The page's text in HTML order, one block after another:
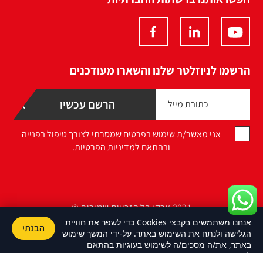
הרשמו לניוזלטר שלנו והשארו מעודכנים
אני מאשר/ת שימוש בפרטים שמסרתי לצורך טיפול בפנייה
ובהתאם למדיניות הפרטיות.
2021 ארקו כל הזכויות שמורות ©
Design by Namelesspace
אנחנו משתמשים בקבצי Cookies כדי לשפר את חוויית
הגלישה ולנתח את השימוש באתר. על-ידי המשך שימוש
באתר, את/ה מסכים/ה לשימוש בעוגיות בהתאם
הבנתי